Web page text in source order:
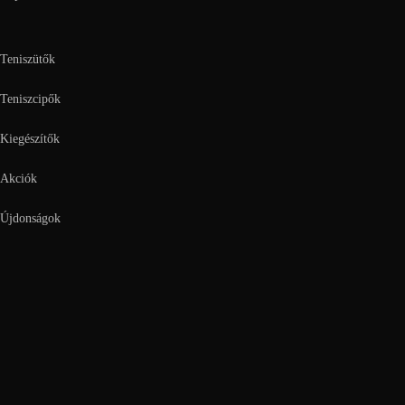
Teniszütők
Teniszcipők
Kiegészítők
Akciók
Újdonságok